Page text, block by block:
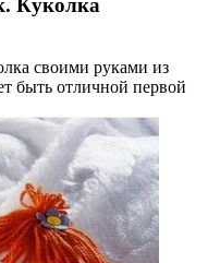
Куколка
своими руками из
быть отличной первой